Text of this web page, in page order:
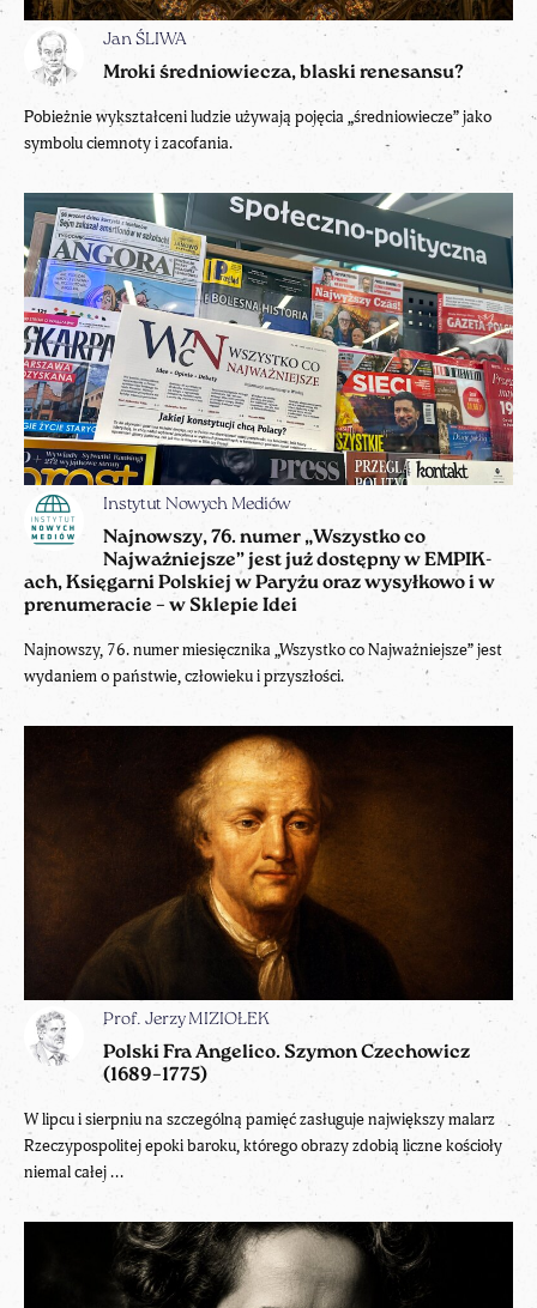
Jan ŚLIWA
Mroki średniowiecza, blaski renesansu?
Pobieżnie wykształceni ludzie używają pojęcia „średniowiecze” jako
symbolu ciemnoty i zacofania.
Instytut Nowych Mediów
Najnowszy, 76. numer „Wszystko co
Najważniejsze” jest już dostępny w EMPIK-
ach, Księgarni Polskiej w Paryżu oraz wysyłkowo i w
prenumeracie – w Sklepie Idei
Najnowszy, 76. numer miesięcznika „Wszystko co Najważniejsze” jest
wydaniem o państwie, człowieku i przyszłości.
Prof. Jerzy MIZIOŁEK
Polski Fra Angelico. Szymon Czechowicz
(1689–1775)
W lipcu i sierpniu na szczególną pamięć zasługuje największy malarz
Rzeczypospolitej epoki baroku, którego obrazy zdobią liczne kościoły
niemal całej ...